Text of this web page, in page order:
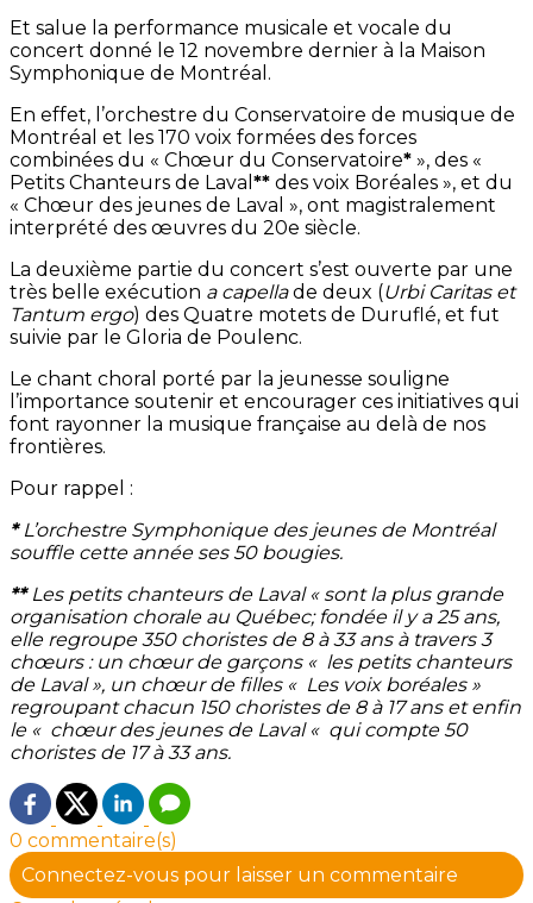
Et salue la performance musicale et vocale du
concert donné le 12 novembre dernier à la Maison
Symphonique de Montréal.
En effet, l’orchestre du Conservatoire de musique de
Montréal et les 170 voix formées des forces
combinées du « Chœur du Conservatoire* », des «
Petits Chanteurs de Laval ** des voix Boréales », et du
« Chœur des jeunes de Laval », ont magistralement
interprété des œuvres du 20e siècle.
La deuxième partie du concert s’est ouverte par une
très belle exécution a capellade deux (Urbi Caritas et
Tantum ergo) des Quatre motets de Duruflé, et fut
suivie par le Gloria de Poulenc.
Le chant choral porté par la jeunesse souligne
l’importance soutenir et encourager ces initiatives qui
font rayonner la musique française au delà de nos
frontières.
Pour rappel :
*L’orchestre Symphonique des jeunes de Montréal
souffle cette année ses 50 bougies.
**Les petits chanteurs de Laval « sont la plus grande
organisation chorale au Québec; fondée il y a 25 ans,
elle regroupe 350 choristes de 8 à 33 ans à travers 3
chœurs : un chœur de garçons « les petits chanteurs
de Laval », un chœur de filles « Les voix boréales »
regroupant chacun 150 choristes de 8 à 17 ans et enfin
le « chœur des jeunes de Laval « qui compte 50
choristes de 17 à 33 ans.
0 commentaire(s)
Connectez-vous pour laisser un commentaire